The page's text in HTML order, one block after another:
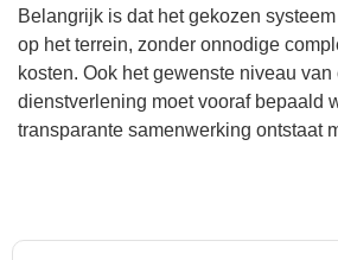
Belangrijk is dat het gekozen
op het terrein, zonder onnodige
kosten. Ook het gewenste niveau
dienstverlening moet vooraf bepaald
transparante samenwerking ontstaat